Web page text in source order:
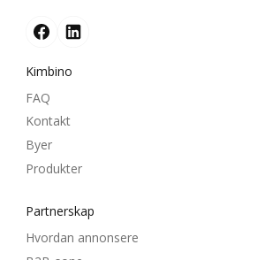
Kimbino
FAQ
Kontakt
Byer
Produkter
Partnerskap
Hvordan annonsere